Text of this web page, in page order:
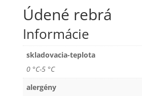
Údené rebrá
skladovacia-teplota
0 °C-5 °C
alergény